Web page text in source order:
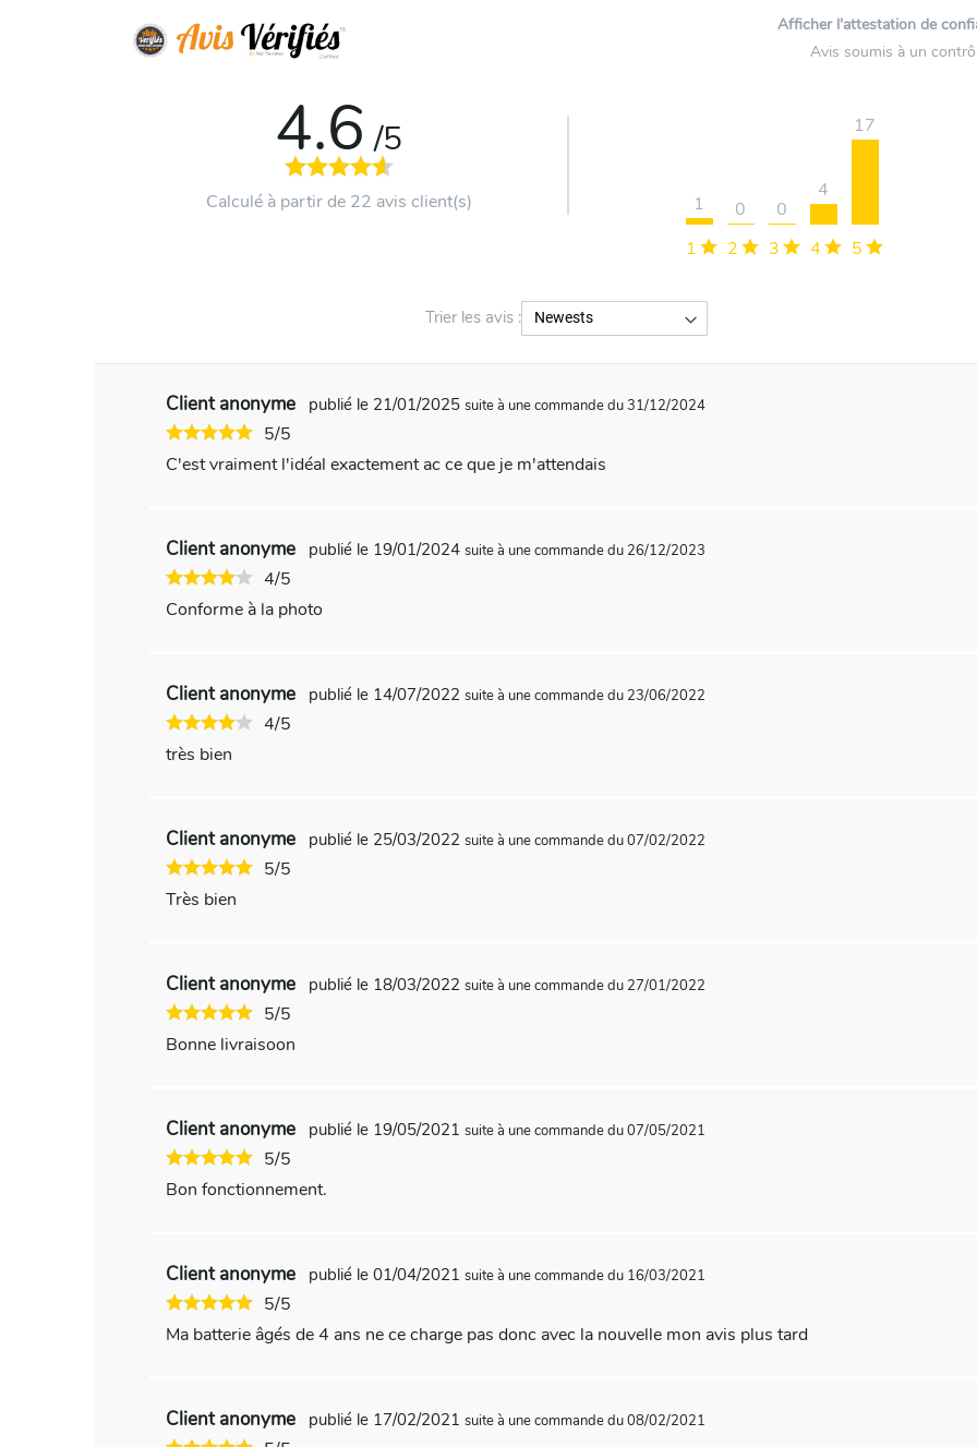
Afficher l'attestation de
Avis soumis à un
4.6 /5
Calculé à partir de 22 avis client(s)
1
1
2
0
3
0
4
4
5
17
Trier les avis :
Client anonyme publié le 21/01/2025 suite à une commande du 31/12/2024
5/5
C'est vraiment l'idéal exactement ac ce que je m'attendais
Client anonyme publié le 19/01/2024 suite à une commande du 26/12/2023
4/5
Conforme à la photo
Client anonyme publié le 14/07/2022 suite à une commande du 23/06/2022
4/5
très bien
Client anonyme publié le 25/03/2022 suite à une commande du 07/02/2022
5/5
Très bien
Client anonyme publié le 18/03/2022 suite à une commande du 27/01/2022
5/5
Bonne livraisoon
Client anonyme publié le 19/05/2021 suite à une commande du 07/05/2021
5/5
Bon fonctionnement.
Client anonyme publié le 01/04/2021 suite à une commande du 16/03/2021
5/5
Ma batterie âgés de 4 ans ne ce charge pas donc avec la nouvelle mon avis plus tard
Client anonyme publié le 17/02/2021 suite à une commande du 08/02/2021